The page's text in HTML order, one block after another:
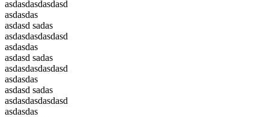
asdasdasdasdasd
asdasdas
asdasd sadas
asdasdasdasdasd
asdasdas
asdasd sadas
asdasdasdasdasd
asdasdas
asdasd sadas
asdasdasdasdasd
asdasdas